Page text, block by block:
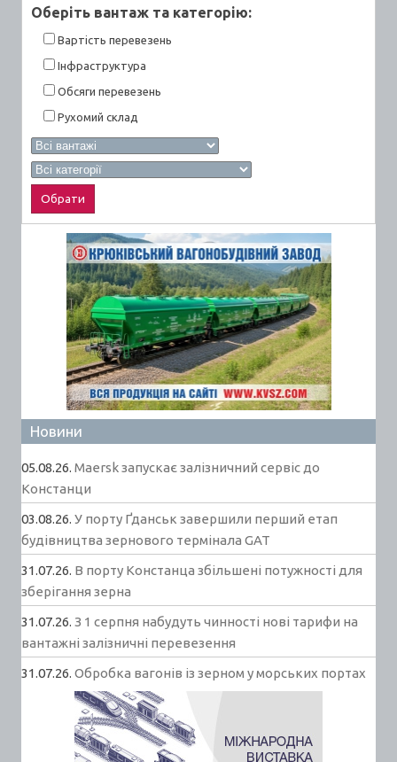
Оберiть вантаж та категорiю:
Вартiсть перевезень
Інфраструктура
Обсяги перевезень
Рухомий склад
Новини
05.08.26. Maersk запускає залізничний сервіс до
Констанци
03.08.26. У порту Ґданськ завершили перший етап
будівництва зернового термінала GAT
31.07.26. В порту Констанца збільшені потужності для
зберігання зерна
31.07.26. З 1 серпня набудуть чинності нові тарифи на
вантажні залізничні перевезення
31.07.26. Обробка вагонів із зерном у морських портах